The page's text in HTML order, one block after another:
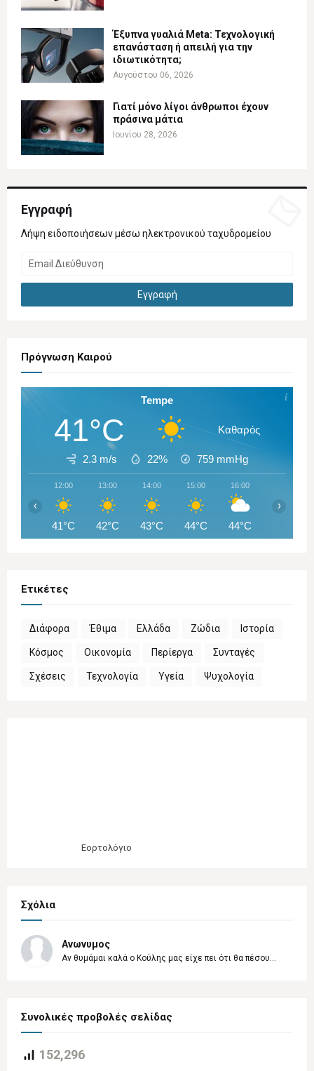
Έξυπνα γυαλιά Meta: Τεχνολογική
επανάσταση ή απειλή για την
ιδιωτικότητα;
Αυγούστου 06, 2026
Γιατί μόνο λίγοι άνθρωποι έχουν
πράσινα μάτια
Ιουνίου 28, 2026
Εγγραφή
Λήψη ειδοποιήσεων μέσω ηλεκτρονικού ταχυδρομείου
Πρόγνωση Καιρού
Tempe
41°C Καθαρός
2.3 m/s 22% 759 mmHg
12:00
41°C
13:00
42°C
14:00
43°C
15:00
44°C
16:00
44°C
‹ ›
Ετικέτες
Διάφορα Έθιμα Ελλάδα Ζώδια Ιστορία
Κόσμος Οικονομία Περίεργα Συνταγές
Σχέσεις Τεχνολογία Υγεία Ψυχολογία
Εορτολόγιο
Σχόλια
Ανωνυμος
Αν θυμάμαι καλά ο Κούλης μας είχε πει ότι θα πέσου...
Συνολικές προβολές σελίδας
152,296